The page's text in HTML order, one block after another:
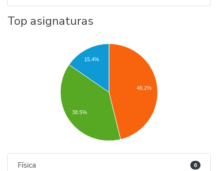
Top asignaturas
46.2%
15.4%
38.5%
Física 6